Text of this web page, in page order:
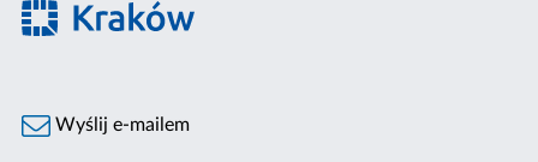
Wyślij e-mailem